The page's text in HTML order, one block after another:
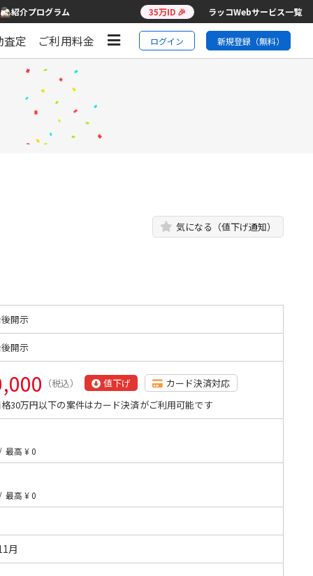
紹介プログラム 35万ID 🎉 ラッコWebサービス一覧
査定 ご利用料金 ログイン 新規登録（無料）
気になる（値下げ通知）
開示
開示
（税込） 値下げ
カード決済対応
30万円以下の案件はカード決済がご利用可能です
最高 ¥ 0
最高 ¥ 0
月